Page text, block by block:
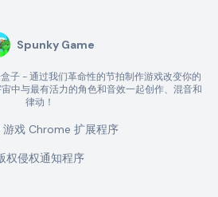
Spunky Game
子 - 通过我们革命性的节拍制作游戏改变你的
中与最有活力的角色和音效一起创作、混音和
律动！
戏 Chrome 扩展程序
权侵权通知程序